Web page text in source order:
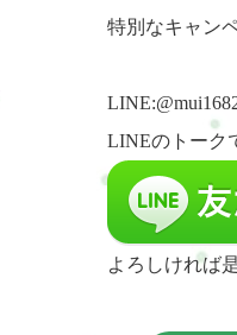
特別なキャン
LINEのトーク
よろしければ